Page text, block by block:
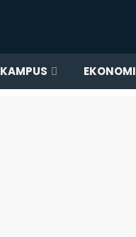
KAMPUS EKONOMI